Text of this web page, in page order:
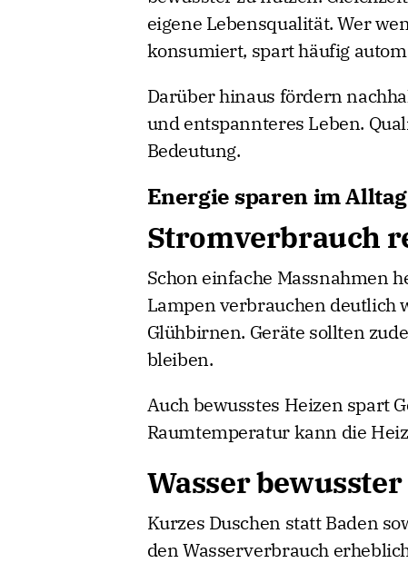
eigene Lebensqualität. Wer
konsumiert, spart häufig
Darüber hinaus fördern
und entspannteres Leben.
Bedeutung.
Energie sparen im Alltag
Stromverbrauch
Schon einfache Massnahmen
Lampen verbrauchen deutlich
Glühbirnen. Geräte sollten
bleiben.
Auch bewusstes Heizen spart
Raumtemperatur kann die
Wasser
Kurzes Duschen statt Baden
den Wasserverbrauch